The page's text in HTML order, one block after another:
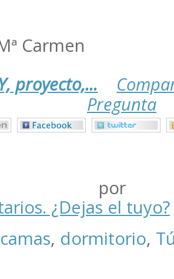
Carmen
proyecto,...
Pregunta
por
¿Dejas el tuyo?
camas, dormitorio,